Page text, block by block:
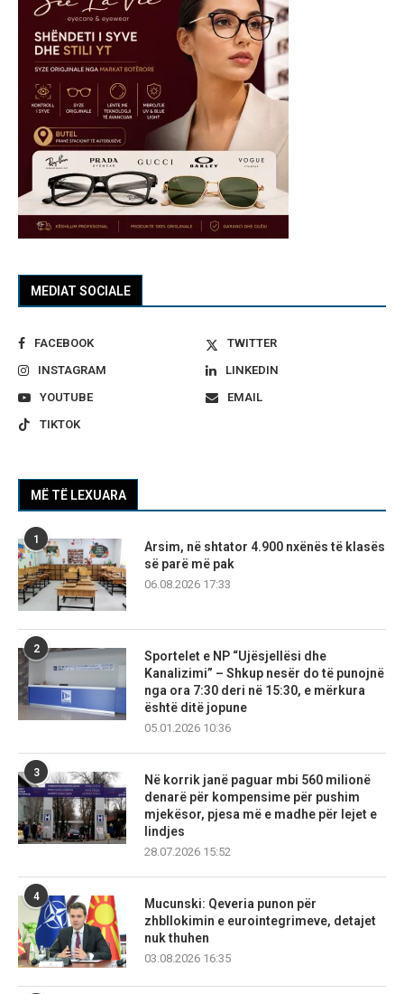
MEDIAT SOCIALE
FACEBOOK
TWITTER
INSTAGRAM
LINKEDIN
YOUTUBE
EMAIL
TIKTOK
MË TË LEXUARA
1
Arsim, në shtator 4.900 nxënës të klasës
së parë më pak
06.08.2026 17:33
2
Sportelet e NP “Ujësjellësi dhe
Kanalizimi” – Shkup nesër do të punojnë
nga ora 7:30 deri në 15:30, e mërkura
është ditë jopune
05.01.2026 10:36
3
Në korrik janë paguar mbi 560 milionë
denarë për kompensime për pushim
mjekësor, pjesa më e madhe për lejet e
lindjes
28.07.2026 15:52
4
Mucunski: Qeveria punon për
zhbllokimin e eurointegrimeve, detajet
nuk thuhen
03.08.2026 16:35